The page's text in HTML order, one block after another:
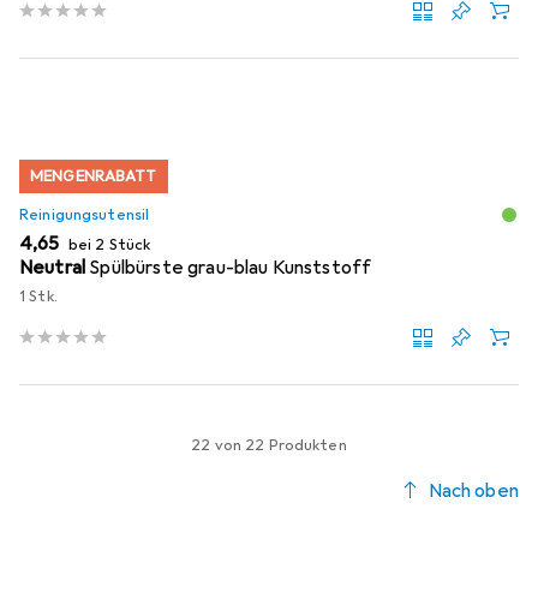
MENGENRABATT
Reinigungsutensil
EUR
4,65 bei 2 Stück
Neutral Spülbürste grau-blau Kunststoff
1 Stk.
22 von 22 Produkten
Nach oben